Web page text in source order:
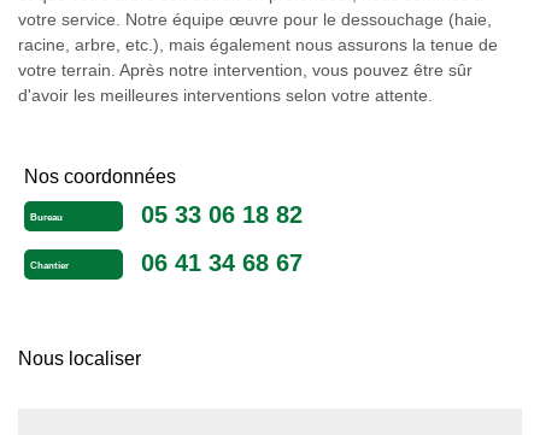
votre service. Notre équipe œuvre pour le dessouchage (haie,
racine, arbre, etc.), mais également nous assurons la tenue de
votre terrain. Après notre intervention, vous pouvez être sûr
d'avoir les meilleures interventions selon votre attente.
Nos coordonnées
Bureau 05 33 06 18 82
Chantier 06 41 34 68 67
Nous localiser